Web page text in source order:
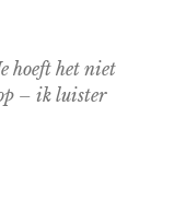
hoeft het niet
– ik luister